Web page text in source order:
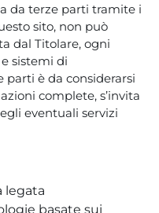
da terze parti tramite i
sito, non può
dal Titolare, ogni
sistemi di
è da considerarsi
complete, s’invita
eventuali servizi
legata
basate sui